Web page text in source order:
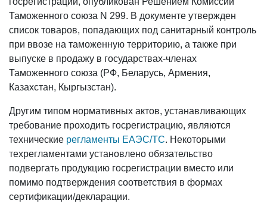
Таможенного союза N 299. В документе утвержден
список товаров, попадающих под санитарный контроль
при ввозе на таможенную территорию, а также при
выпуске в продажу в государствах-членах
Таможенного союза (РФ, Беларусь, Армения,
Казахстан, Кыргызстан).
Другим типом нормативных актов, устанавливающих
требование проходить госрегистрацию, являются
технические регламенты ЕАЭС/ТС. Некоторыми
техрегламентами установлено обязательство
подвергать продукцию госрегистрации вместо или
помимо подтверждения соответствия в формах
сертификации/декларации.